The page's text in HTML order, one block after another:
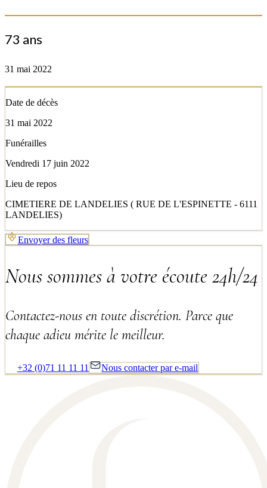
73 ans
31 mai 2022
Date de décès
31 mai 2022
Funérailles
Vendredi 17 juin 2022
Lieu de repos
CIMETIERE DE LANDELIES ( RUE DE L'ESPINETTE - 6111
LANDELIES)
Envoyer des fleurs
Nous sommes à votre écoute 24h/24
Contactez-nous en toute discrétion. Parce que
chaque adieu mérite le meilleur.
+32 (0)71 11 11 11 Nous contacter par e-mail